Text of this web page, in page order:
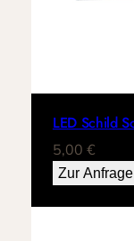
LED Schild
5,00 €
Zur